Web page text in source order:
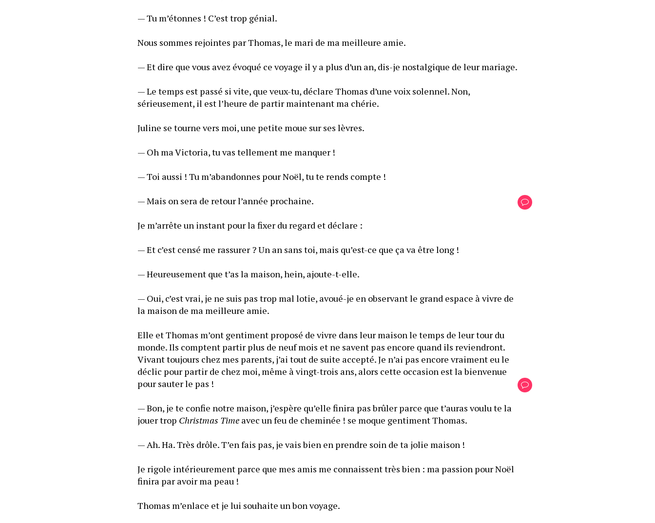
— Tu m’étonnes ! C’est trop génial.
Nous sommes rejointes par Thomas, le mari de ma meilleure amie.
— Et dire que vous avez évoqué ce voyage il y a plus d’un an, dis-je nostalgique de leur mariage.
— Le temps est passé si vite, que veux-tu, déclare Thomas d’une voix solennel. Non,
sérieusement, il est l’heure de partir maintenant ma chérie.
Juline se tourne vers moi, une petite moue sur ses lèvres.
— Oh ma Victoria, tu vas tellement me manquer !
— Toi aussi ! Tu m’abandonnes pour Noël, tu te rends compte !
— Mais on sera de retour l’année prochaine.
Je m’arrête un instant pour la fixer du regard et déclare :
— Et c’est censé me rassurer ? Un an sans toi, mais qu’est-ce que ça va être long !
— Heureusement que t’as la maison, hein, ajoute-t-elle.
— Oui, c’est vrai, je ne suis pas trop mal lotie, avoué-je en observant le grand espace à vivre de
la maison de ma meilleure amie.
Elle et Thomas m’ont gentiment proposé de vivre dans leur maison le temps de leur tour du
monde. Ils comptent partir plus de neuf mois et ne savent pas encore quand ils reviendront.
Vivant toujours chez mes parents, j’ai tout de suite accepté. Je n’ai pas encore vraiment eu le
déclic pour partir de chez moi, même à vingt-trois ans, alors cette occasion est la bienvenue
pour sauter le pas !
— Bon, je te confie notre maison, j’espère qu’elle finira pas brûler parce que t’auras voulu te la
jouer trop Christmas Time avec un feu de cheminée ! se moque gentiment Thomas.
— Ah. Ha. Très drôle. T’en fais pas, je vais bien en prendre soin de ta jolie maison !
Je rigole intérieurement parce que mes amis me connaissent très bien : ma passion pour Noël
finira par avoir ma peau !
Thomas m’enlace et je lui souhaite un bon voyage.